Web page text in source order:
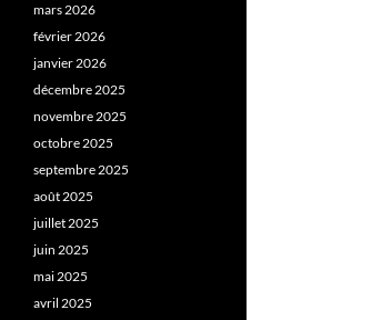
mars 2026
février 2026
janvier 2026
décembre 2025
novembre 2025
octobre 2025
septembre 2025
août 2025
juillet 2025
juin 2025
mai 2025
avril 2025